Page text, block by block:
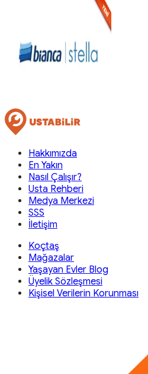
Hakkımızda
En Yakın
Nasıl Çalışır?
Usta Rehberi
Medya Merkezi
SSS
İletişim
Koçtaş
Mağazalar
Yaşayan Evler Blog
Üyelik Sözleşmesi
Kişisel Verilerin Korunması